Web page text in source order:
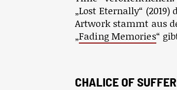
„Lost Eternally“
Artwork stammt aus
„Fading Memories“
CHALICE OF